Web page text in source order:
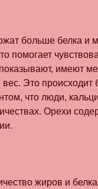
помогает
имеют
Это происходит
что люди,
Орехи
жиров и